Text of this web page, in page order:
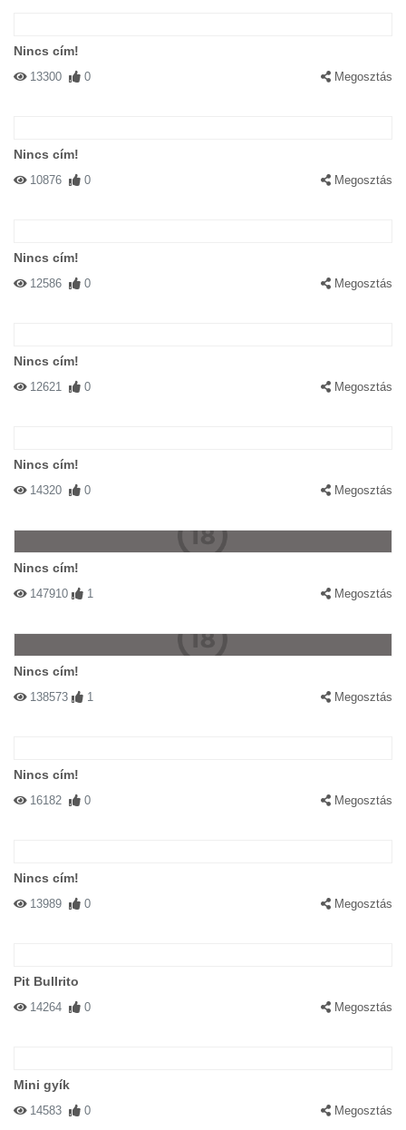
Nincs cím!
13300 0 Megosztás
Nincs cím!
10876 0 Megosztás
Nincs cím!
12586 0 Megosztás
Nincs cím!
12621 0 Megosztás
Nincs cím!
14320 0 Megosztás
Nincs cím!
147910 1 Megosztás
Nincs cím!
138573 1 Megosztás
Nincs cím!
16182 0 Megosztás
Nincs cím!
13989 0 Megosztás
Pit Bullrito
14264 0 Megosztás
Mini gyík
14583 0 Megosztás